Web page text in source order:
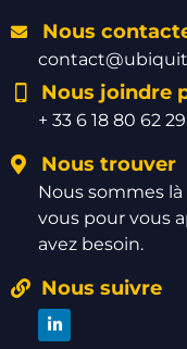
Nous
Nous joindre
+ 33 6 18 80 62 29
Nous trouver
Nous sommes
vous pour vous
avez besoin.
Nous suivre